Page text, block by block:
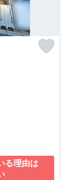
る理由は